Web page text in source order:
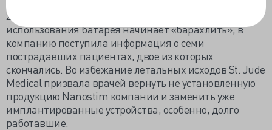
26 кардиостимуляторов Nanostim, после 29 месяца
использования батарея начинает «барахлить», в
компанию поступила информация о семи
пострадавших пациентах, двое из которых
скончались. Во избежание летальных исходов St. Jude
Medical призвала врачей вернуть не установленную
продукцию Nanostim компании и заменить уже
имплантированные устройства, особенно, долго
работавшие.